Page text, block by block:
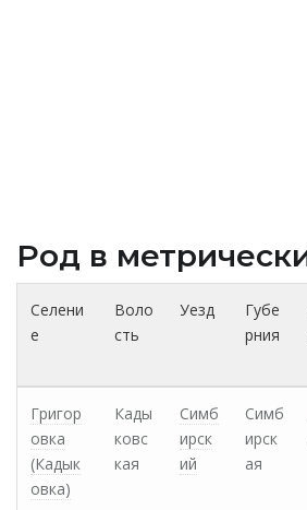
Род в
Селени
е
Воло
сть
Уезд
Губе
рния
Григор
овка
(Кадык
овка)
Кады
ковс
кая
Симб
ирск
ий
Симб
ирск
ая